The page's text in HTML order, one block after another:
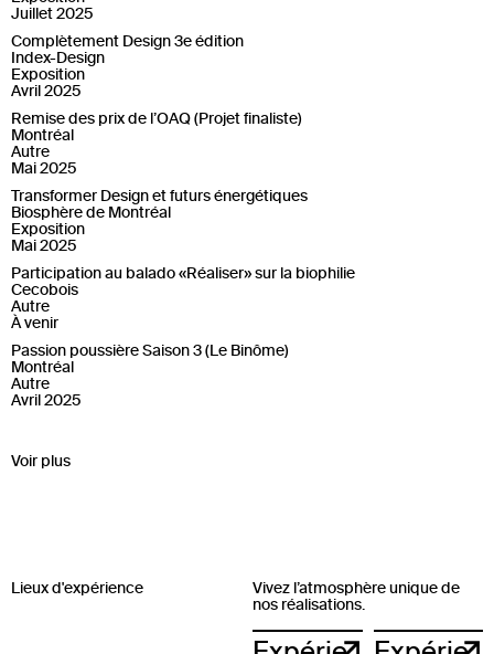
Juillet 2025
Complètement Design 3e édition
Index-Design
Exposition
Avril 2025
Remise des prix de l’OAQ (Projet finaliste)
Montréal
Autre
Mai 2025
Transformer Design et futurs énergétiques
Biosphère de Montréal
Exposition
Mai 2025
Participation au balado «Réaliser» sur la biophilie
Cecobois
Autre
À venir
Passion poussière Saison 3 (Le Binôme)
Montréal
Autre
Avril 2025
Voir plus
Lieux d'expérience
Vivez l’atmosphère unique de
nos réalisations.